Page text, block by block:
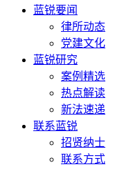
蓝锐要闻
律所动态
党建文化
蓝锐研究
案例精选
热点解读
新法速递
联系蓝锐
招贤纳士
联系方式